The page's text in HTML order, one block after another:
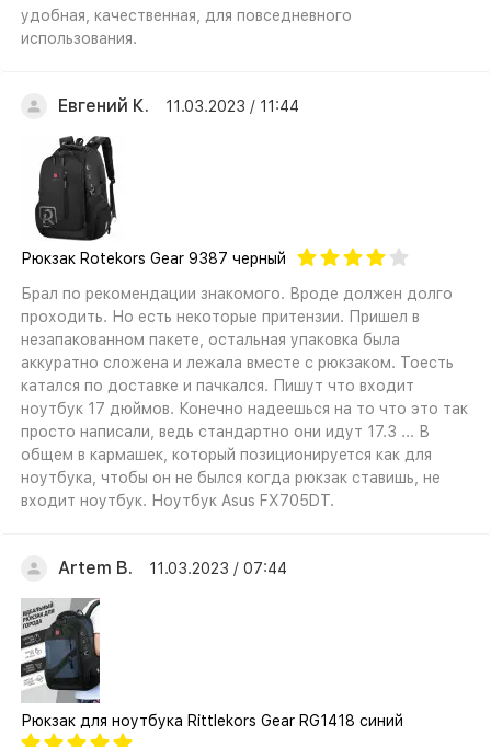
удобная, качественная, для повседневного
использования.
Евгений К. 11.03.2023 / 11:44
Рюкзак Rotekors Gear 9387 черный
Брал по рекомендации знакомого. Вроде должен долго
проходить. Но есть некоторые притензии. Пришел в
незапакованном пакете, остальная упаковка была
аккуратно сложена и лежала вместе с рюкзаком. Тоесть
катался по доставке и пачкался. Пишут что входит
ноутбук 17 дюймов. Конечно надеешься на то что это так
просто написали, ведь стандартно они идут 17.3 ... В
общем в кармашек, который позиционируется как для
ноутбука, чтобы он не былся когда рюкзак ставишь, не
входит ноутбук. Ноутбук Asus FX705DT.
Artem B. 11.03.2023 / 07:44
Рюкзак для ноутбука Rittlekors Gear RG1418 синий